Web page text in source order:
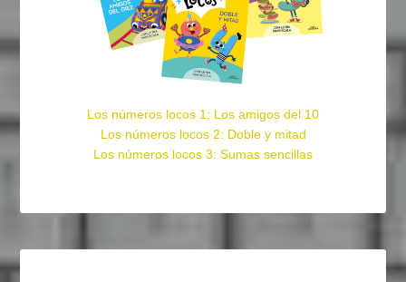
Los números locos 1: Los amigos del 10
Los números locos 2: Doble y mitad
Los números locos 3: Sumas sencillas